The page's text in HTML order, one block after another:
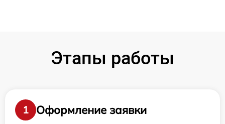
Этапы работы
1
Оформление заявки